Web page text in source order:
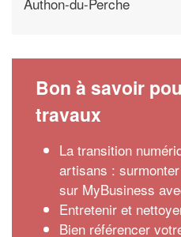
Bon à savoir
travaux
La transition
artisans :
sur MyBusiness
Entretenir et
Bien référencer